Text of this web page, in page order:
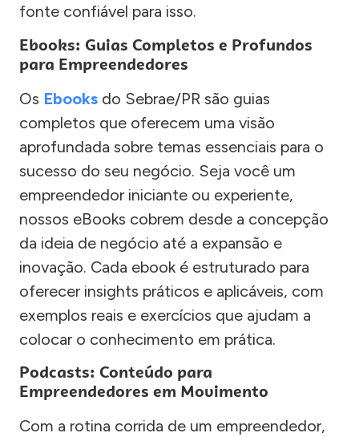
fonte confiável para isso.
Ebooks: Guias Completos e Profundos
para Empreendedores
Os Ebooks do Sebrae/PR são guias
completos que oferecem uma visão
aprofundada sobre temas essenciais para o
sucesso do seu negócio. Seja você um
empreendedor iniciante ou experiente,
nossos eBooks cobrem desde a concepção
da ideia de negócio até a expansão e
inovação. Cada ebook é estruturado para
oferecer insights práticos e aplicáveis, com
exemplos reais e exercícios que ajudam a
colocar o conhecimento em prática.
Podcasts: Conteúdo para
Empreendedores em Movimento
Com a rotina corrida de um empreendedor,